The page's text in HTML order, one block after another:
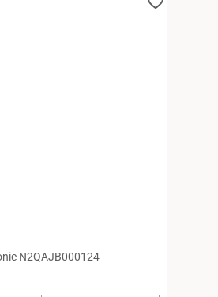
N2QAJB000124